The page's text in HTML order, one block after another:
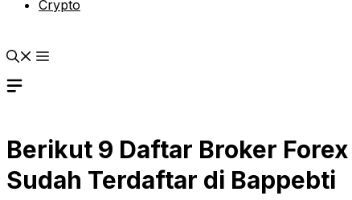
Crypto
Berikut 9 Daftar Broker
Sudah Terdaftar di Bappebti